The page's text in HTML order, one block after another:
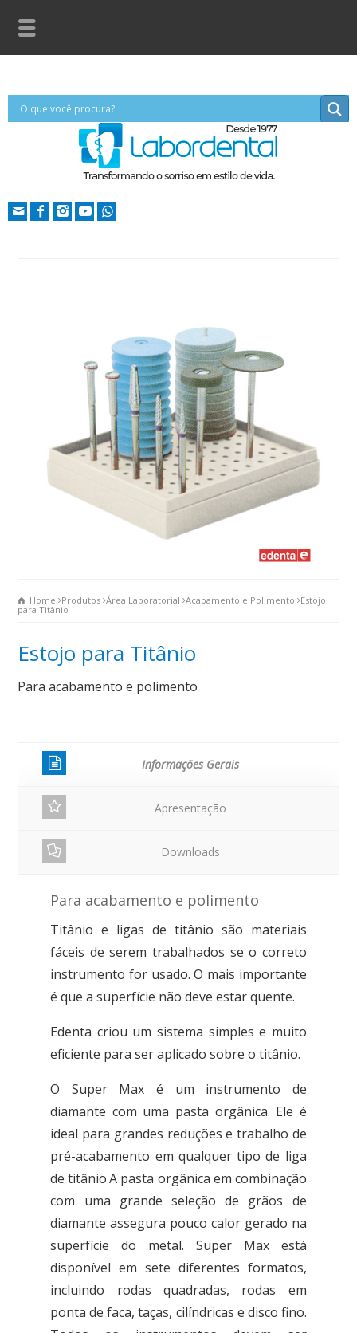
Home Produtos Área Laboratorial Acabamento e Polimento Estojo
para Titânio
Estojo para Titânio
Para acabamento e polimento
Informações Gerais
Apresentação
Downloads
Para acabamento e polimento
Titânio e ligas de titânio são materiais
fáceis de serem trabalhados se o correto
instrumento for usado. O mais importante
é que a superfície não deve estar quente.
Edenta criou um sistema simples e muito
eficiente para ser aplicado sobre o titânio.
O Super Max é um instrumento de
diamante com uma pasta orgânica. Ele é
ideal para grandes reduções e trabalho de
pré-acabamento em qualquer tipo de liga
de titânio.A pasta orgânica em combinação
com uma grande seleção de grãos de
diamante assegura pouco calor gerado na
superfície do metal. Super Max está
disponível em sete diferentes formatos,
incluindo rodas quadradas, rodas em
ponta de faca, taças, cilíndricas e disco fino.